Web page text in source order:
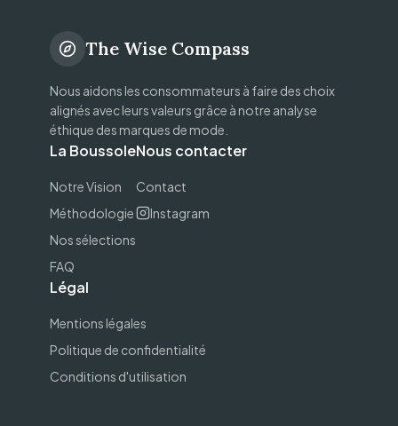
The Wise Compass
Nous aidons les consommateurs à faire des choix
alignés avec leurs valeurs grâce à notre analyse
éthique des marques de mode.
La Boussole
Notre Vision
Méthodologie
Nos sélections
FAQ
Nous contacter
Contact
Instagram
Légal
Mentions légales
Politique de confidentialité
Conditions d'utilisation